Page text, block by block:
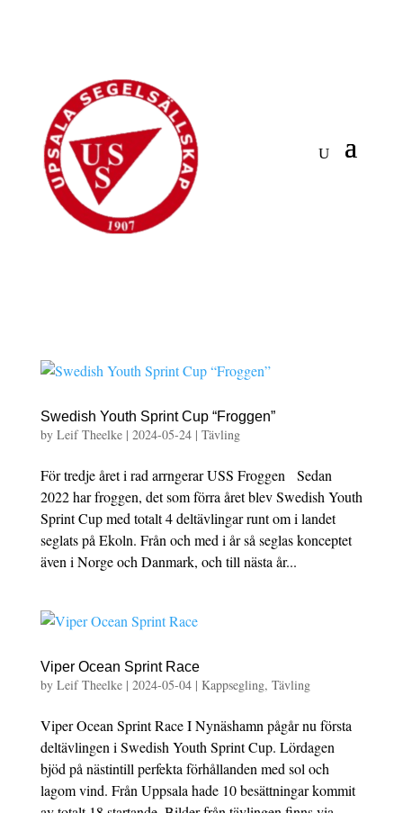
Swedish Youth Sprint Cup “Froggen”
by Leif Theelke| 2024-05-24| Tävling
För tredje året i rad arrngerar USS Froggen Sedan
2022 har froggen, det som förra året blev Swedish Youth
Sprint Cup med totalt 4 deltävlingar runt om i landet
seglats på Ekoln. Från och med i år så seglas konceptet
även i Norge och Danmark, och till nästa år...
Viper Ocean Sprint Race
by Leif Theelke| 2024-05-04| Kappsegling, Tävling
Viper Ocean Sprint Race I Nynäshamn pågår nu första
deltävlingen i Swedish Youth Sprint Cup. Lördagen
bjöd på nästintill perfekta förhållanden med sol och
lagom vind. Från Uppsala hade 10 besättningar kommit